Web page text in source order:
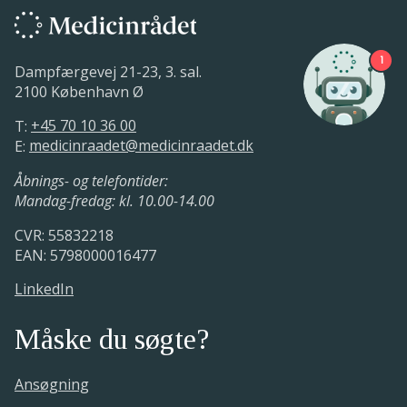
habilitet
18. oktober 2021 - 27. januar 2022.
Formanden og kommissorium
godkendes af Rådet
27. januar 2022.
Medicinrådet modtager udpegninger
16. februar - 06. april 2022.
Medicinrådet vurderer de udpegedes
habilitet
16. februar - 16. maj 2022.
28. april 2022.
Dampfærgevej 21-23, 3. sal.
2100 København Ø
T: +45 70 10 36 00
E: medicinraadet@medicinraadet.dk
Åbnings- og telefontider:
Mandag-fredag: kl. 10.00-14.00
CVR: 55832218
EAN: 5798000016477
LinkedIn
Måske du søgte?
Ansøgning
1